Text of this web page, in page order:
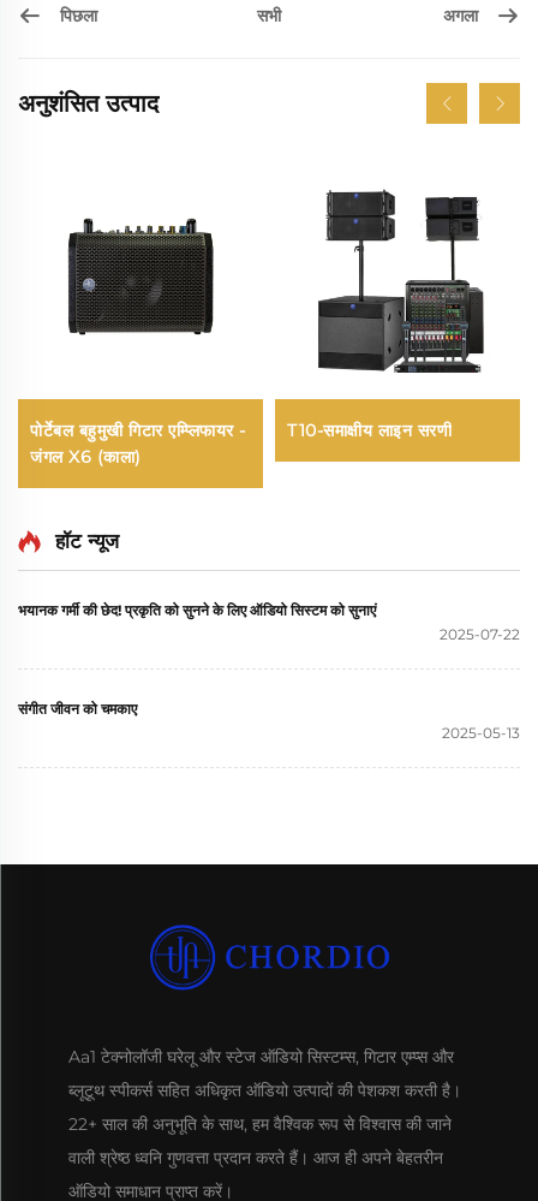
पिछला सभी अगला
अनुशंसित उत्पाद
पोर्टेबल बहुमुखी गिटार एम्प्लिफायर -
जंगल X6 (काला)
T10-समाक्षीय लाइन सरणी
हॉट न्यूज
भयानक गर्मी की छेद! प्रकृति को सुनने के लिए ऑडियो सिस्टम को सुनाएं
2025-07-22
संगीत जीवन को चमकाए
2025-05-13
Aa1 टेक्नोलॉजी घरेलू और स्टेज ऑडियो सिस्टम्स, गिटार एम्प्स और
ब्लूटूथ स्पीकर्स सहित अधिकृत ऑडियो उत्पादों की पेशकश करती है।
22+ साल की अनुभूति के साथ, हम वैश्विक रूप से विश्वास की जाने
वाली श्रेष्ठ ध्वनि गुणवत्ता प्रदान करते हैं। आज ही अपने बेहतरीन
ऑडियो समाधान प्राप्त करें।